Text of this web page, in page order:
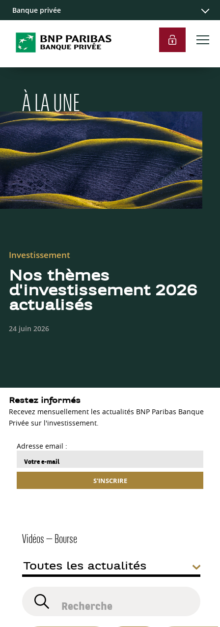
Banque privée
À LA UNE
Investissement
Nos thèmes
d'investissement 2026
actualisés
24 juin 2026
Restez informés
Recevez mensuellement les actualités BNP Paribas Banque
Privée sur l'investissement.
Adresse email :
S'INSCRIRE
Vidéos — Bourse